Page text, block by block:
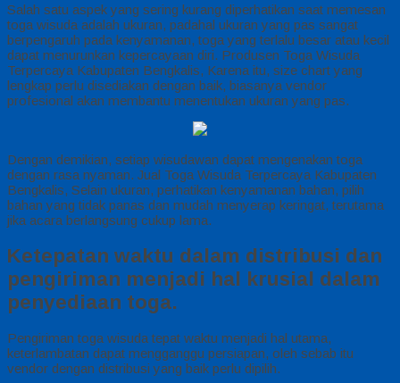
Salah satu aspek yang sering kurang diperhatikan saat memesan
toga wisuda adalah ukuran, padahal ukuran yang pas sangat
berpengaruh pada kenyamanan, toga yang terlalu besar atau kecil
dapat menurunkan kepercayaan diri. Produsen Toga Wisuda
Terpercaya Kabupaten Bengkalis, Karena itu, size chart yang
lengkap perlu disediakan dengan baik, biasanya vendor
profesional akan membantu menentukan ukuran yang pas.
Dengan demikian, setiap wisudawan dapat mengenakan toga
dengan rasa nyaman. Jual Toga Wisuda Terpercaya Kabupaten
Bengkalis, Selain ukuran, perhatikan kenyamanan bahan, pilih
bahan yang tidak panas dan mudah menyerap keringat, terutama
jika acara berlangsung cukup lama.
Ketepatan waktu dalam distribusi dan
pengiriman menjadi hal krusial dalam
penyediaan toga.
Pengiriman toga wisuda tepat waktu menjadi hal utama,
keterlambatan dapat mengganggu persiapan, oleh sebab itu
vendor dengan distribusi yang baik perlu dipilih.